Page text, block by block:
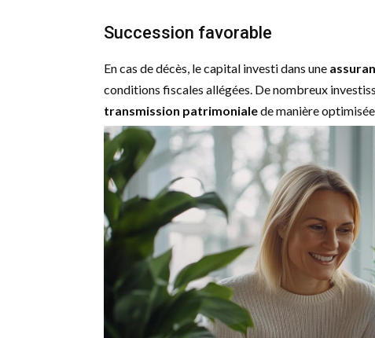
Succession favorable
En cas de décès, le capital investi dans une
conditions fiscales allégées. De nombreux
transmission patrimonialede manière optimisée.